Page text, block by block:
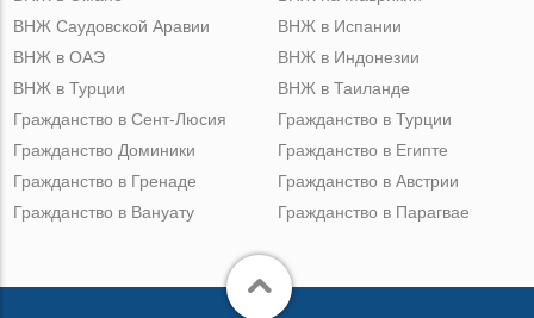
ВНЖ Саудовской Аравии
ВНЖ в ОАЭ
ВНЖ в Турции
ВНЖ в Испании
ВНЖ в Индонезии
ВНЖ в Таиланде
Гражданство в Сент-Люсия
Гражданство Доминики
Гражданство в Гренаде
Гражданство в Вануату
Гражданство в Турции
Гражданство в Египте
Гражданство в Австрии
Гражданство в Парагвае